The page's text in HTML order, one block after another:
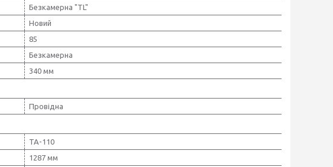
Безкамерна "TL"
Новий
85
Безкамерна
340 мм
Провідна
ТА-110
1287 мм